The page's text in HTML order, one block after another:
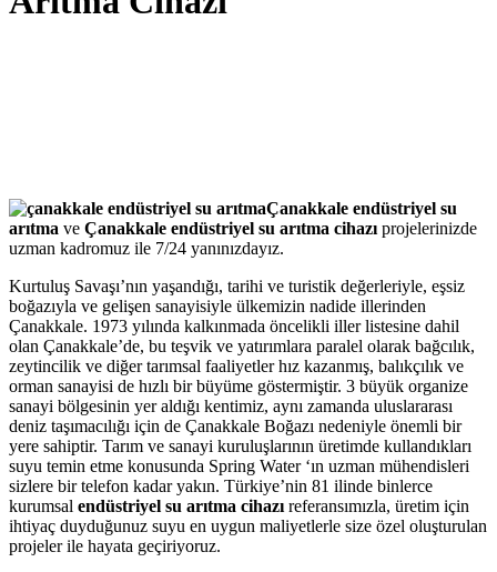
Çanakkale endüstriyel su
arıtma ve Çanakkale endüstriyel su arıtma cihazı projelerinizde
uzman kadromuz ile 7/24 yanınızdayız.
Kurtuluş Savaşı’nın yaşandığı, tarihi ve turistik değerleriyle, eşsiz
boğazıyla ve gelişen sanayisiyle ülkemizin nadide illerinden
Çanakkale. 1973 yılında kalkınmada öncelikli iller listesine dahil
olan Çanakkale’de, bu teşvik ve yatırımlara paralel olarak bağcılık,
zeytincilik ve diğer tarımsal faaliyetler hız kazanmış, balıkçılık ve
orman sanayisi de hızlı bir büyüme göstermiştir. 3 büyük organize
sanayi bölgesinin yer aldığı kentimiz, aynı zamanda uluslararası
deniz taşımacılığı için de Çanakkale Boğazı nedeniyle önemli bir
yere sahiptir. Tarım ve sanayi kuruluşlarının üretimde kullandıkları
suyu temin etme konusunda Spring Water ‘ın uzman mühendisleri
sizlere bir telefon kadar yakın. Türkiye’nin 81 ilinde binlerce
kurumsal endüstriyel su arıtma cihazı referansımızla, üretim için
ihtiyaç duyduğunuz suyu en uygun maliyetlerle size özel oluşturulan
projeler ile hayata geçiriyoruz.